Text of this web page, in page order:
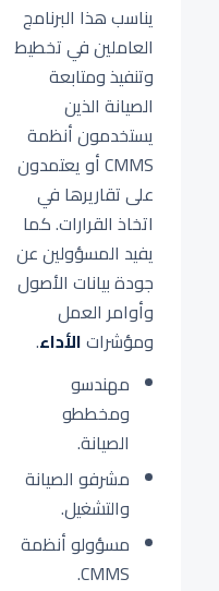
يناسب هذا البرنامج
العاملين في تخطيط
وتنفيذ ومتابعة
الصيانة الذين
يستخدمون أنظمة
CMMS أو يعتمدون
على تقاريرها في
اتخاذ القرارات. كما
يفيد المسؤولين عن
جودة بيانات الأصول
وأوامر العمل
ومؤشراتالأداء.
مهندسو
ومخططو
الصيانة.
مشرفو الصيانة
والتشغيل.
مسؤولو أنظمة
CMMS.